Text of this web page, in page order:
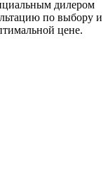
дилером
по выбору и
цене.